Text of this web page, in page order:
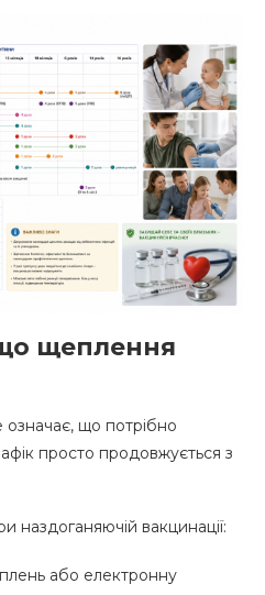
щеплення
що потрібно
просто продовжується з
наздоганяючій вакцинації:
або електронну